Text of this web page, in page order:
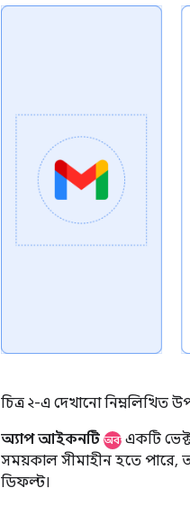
চিত্র ২-এ দেখানো নিম্নলিখিত
অ্যাপ আইকনটি অবশ্যইএকটি
সময়কাল সীমাহীন হতে পারে,
ডিফল্ট।